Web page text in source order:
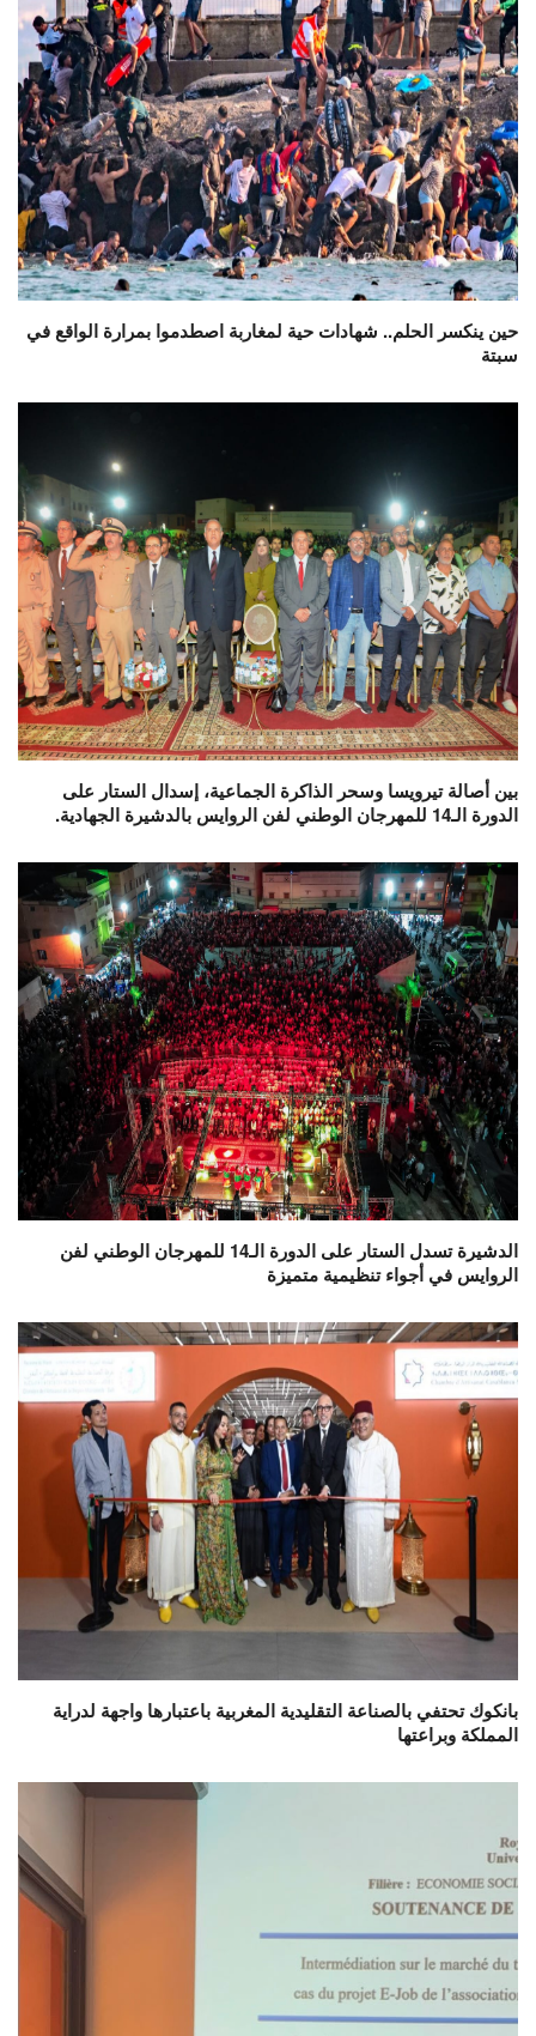
حين ينكسر الحلم.. شهادات حية لمغاربة اصطدموا بمرارة الواقع في
سبتة
بين أصالة تيرويسا وسحر الذاكرة الجماعية، إسدال الستار على
الدورة الـ14 للمهرجان الوطني لفن الروايس بالدشيرة الجهادية.
الدشيرة تسدل الستار على الدورة الـ14 للمهرجان الوطني لفن
الروايس في أجواء تنظيمية متميزة
بانكوك تحتفي بالصناعة التقليدية المغربية باعتبارها واجهة لدراية
المملكة وبراعتها